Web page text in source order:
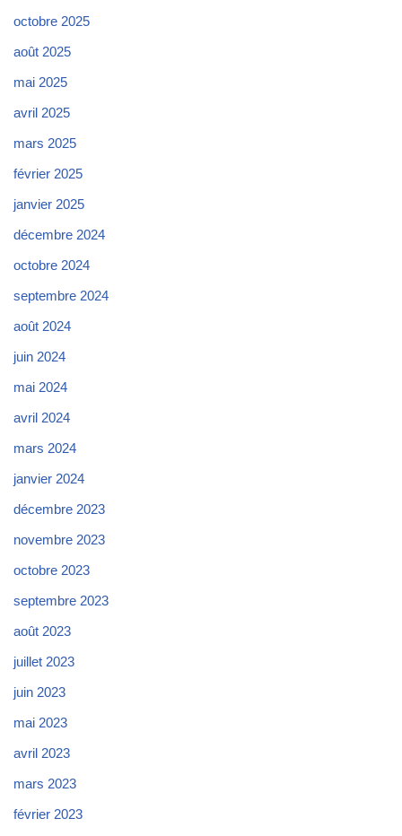
octobre 2025
août 2025
mai 2025
avril 2025
mars 2025
février 2025
janvier 2025
décembre 2024
octobre 2024
septembre 2024
août 2024
juin 2024
mai 2024
avril 2024
mars 2024
janvier 2024
décembre 2023
novembre 2023
octobre 2023
septembre 2023
août 2023
juillet 2023
juin 2023
mai 2023
avril 2023
mars 2023
février 2023